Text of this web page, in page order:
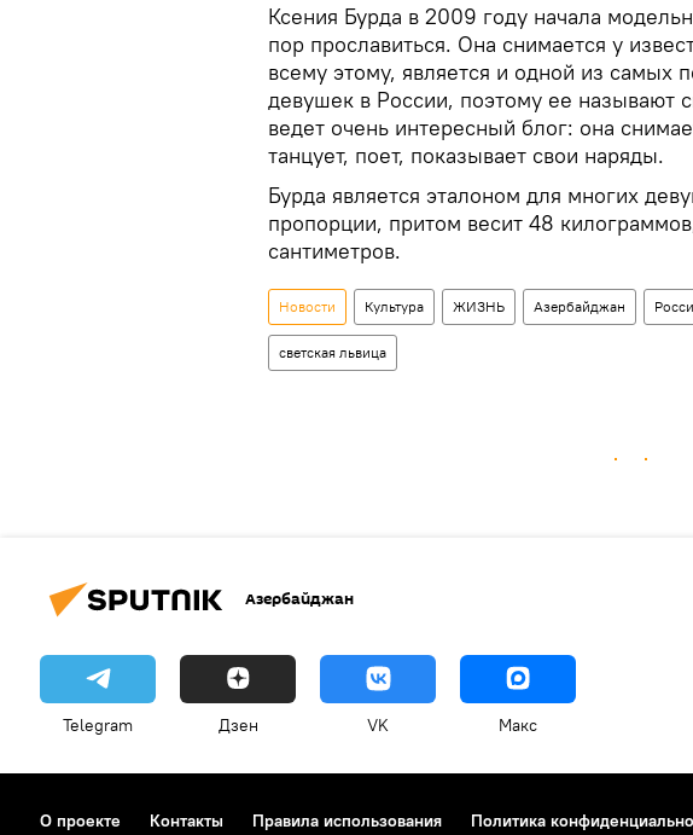
Ксения Бурда в 2009 году начала
пор прославиться. Она снимается у
всему этому, является и одной из самых
девушек в России, поэтому ее называют
ведет очень интересный блог: она
танцует, поет, показывает свои наряды.
Бурда является эталоном для многих
пропорции, притом весит 48
сантиметров.
Новости Культура ЖИЗНЬ Азербайджан
светская львица
Азербайджан
Telegram Дзен VK Макс
О проекте Контакты Правила использования Политика